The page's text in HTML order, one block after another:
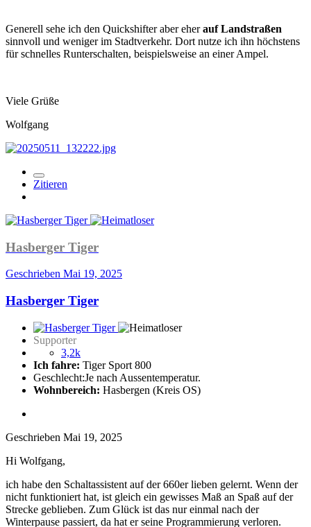
Generell sehe ich den Quickshifter aber eherauf Landstraßen
sinnvoll und weniger im Stadtverkehr. Dort nutze ich ihn höchstens
für schnelles Runterschalten, beispielsweise an einer Ampel.
Viele Grüße
Wolfgang
Zitieren
Hasberger Tiger
Geschrieben Mai 19, 2025
Hasberger Tiger
Supporter
3,2k
Ich fahre: Tiger Sport 800
Geschlecht:Je nach Aussentemperatur.
Wohnbereich: Hasbergen (Kreis OS)
Geschrieben Mai 19, 2025
Hi Wolfgang,
ich habe den Schaltassistent auf der 660er lieben gelernt. Wenn der
nicht funktioniert hat, ist gleich ein gewisses Maß an Spaß auf der
Strecke geblieben. Zum Glück ist das nur einmal nach der
Winterpause passiert, da hat er seine Programmierung verloren.